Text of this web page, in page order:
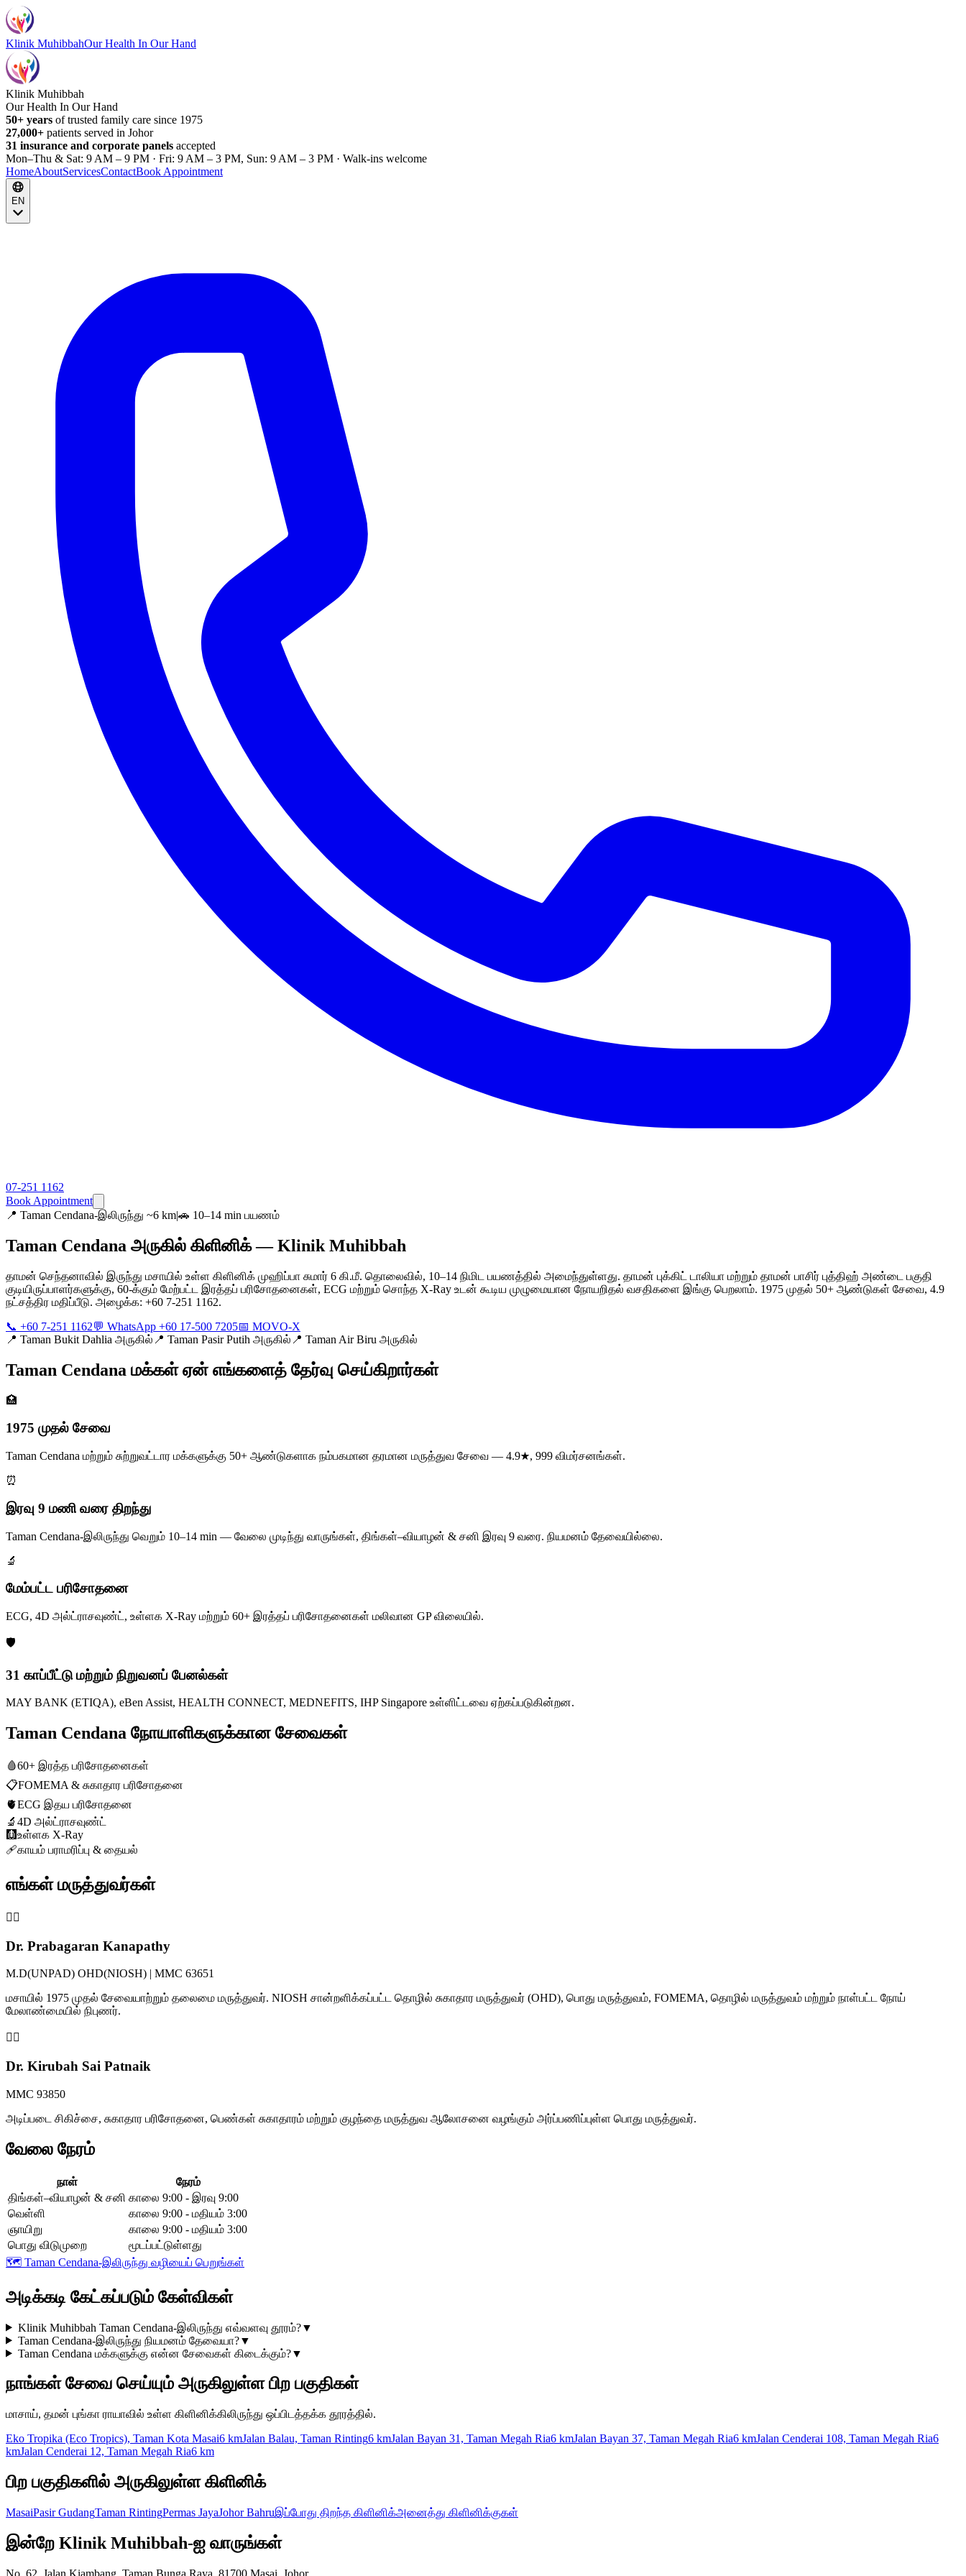
Klinik MuhibbahOur Health In Our Hand
Klinik Muhibbah
Our Health In Our Hand
50+ years of trusted family care since 1975
27,000+ patients served in Johor
31 insurance and corporate panels accepted
Mon–Thu & Sat: 9 AM – 9 PM · Fri: 9 AM – 3 PM, Sun: 9 AM – 3 PM · Walk-ins welcome
HomeAboutServicesContactBook Appointment
EN
07-251 1162
Book Appointment
📍 Taman Cendana-இலிருந்து ~6 km|🚗 10–14 min பயணம்
Taman Cendana அருகில் கிளினிக் — Klinik Muhibbah
தாமன் செந்தனாவில் இருந்து மசாயில் உள்ள கிளினிக் முஹிப்பா சுமார் 6 கி.மீ. தொலைவில், 10–14 நிமிட பயணத்தில் அமைந்துள்ளது. தாமன் புக்கிட் டாலியா மற்றும் தாமன் பாசிர் புத்திஹ் அண்டை பகுதி
குடியிருப்பாளர்களுக்கு, 60-க்கும் மேற்பட்ட இரத்தப் பரிசோதனைகள், ECG மற்றும் சொந்த X-Ray உடன் கூடிய முழுமையான நோயறிதல் வசதிகளை இங்கு பெறலாம். 1975 முதல் 50+ ஆண்டுகள் சேவை, 4.9
நட்சத்திர மதிப்பீடு. அழைக்க: +60 7-251 1162.
📞 +60 7-251 1162💬 WhatsApp +60 17-500 7205📅 MOVO-X
📍 Taman Bukit Dahlia அருகில் 📍 Taman Pasir Putih அருகில் 📍 Taman Air Biru அருகில்
Taman Cendana மக்கள் ஏன் எங்களைத் தேர்வு செய்கிறார்கள்
🏥
1975 முதல் சேவை
Taman Cendana மற்றும் சுற்றுவட்டார மக்களுக்கு 50+ ஆண்டுகளாக நம்பகமான தரமான மருத்துவ சேவை — 4.9★, 999 விமர்சனங்கள்.
⏰
இரவு 9 மணி வரை திறந்து
Taman Cendana-இலிருந்து வெறும் 10–14 min — வேலை முடிந்து வாருங்கள், திங்கள்–வியாழன் & சனி இரவு 9 வரை. நியமனம் தேவையில்லை.
🔬
மேம்பட்ட பரிசோதனை
ECG, 4D அல்ட்ராசவுண்ட், உள்ளக X-Ray மற்றும் 60+ இரத்தப் பரிசோதனைகள் மலிவான GP விலையில்.
🛡️
31 காப்பீட்டு மற்றும் நிறுவனப் பேனல்கள்
MAY BANK (ETIQA), eBen Assist, HEALTH CONNECT, MEDNEFITS, IHP Singapore உள்ளிட்டவை ஏற்கப்படுகின்றன.
Taman Cendana நோயாளிகளுக்கான சேவைகள்
🩸60+ இரத்த பரிசோதனைகள்
📋FOMEMA & சுகாதார பரிசோதனை
🫀ECG இதய பரிசோதனை
🔬 4D அல்ட்ராசவுண்ட்
🩻உள்ளக X-Ray
🩹காயம் பராமரிப்பு & தையல்
எங்கள் மருத்துவர்கள்
👨‍⚕️
Dr. Prabagaran Kanapathy
M.D(UNPAD) OHD(NIOSH) | MMC 63651
மசாயில் 1975 முதல் சேவையாற்றும் தலைமை மருத்துவர். NIOSH சான்றளிக்கப்பட்ட தொழில் சுகாதார மருத்துவர் (OHD), பொது மருத்துவம், FOMEMA, தொழில் மருத்துவம் மற்றும் நாள்பட்ட நோய்
மேலாண்மையில் நிபுணர்.
👩‍⚕️
Dr. Kirubah Sai Patnaik
MMC 93850
அடிப்படை சிகிச்சை, சுகாதார பரிசோதனை, பெண்கள் சுகாதாரம் மற்றும் குழந்தை மருத்துவ ஆலோசனை வழங்கும் அர்ப்பணிப்புள்ள பொது மருத்துவர்.
வேலை நேரம்
நாள்
நேரம்
திங்கள்–வியாழன் & சனி காலை 9:00 - இரவு 9:00
வெள்ளி
காலை 9:00 - மதியம் 3:00
ஞாயிறு
காலை 9:00 - மதியம் 3:00
பொது விடுமுறை
மூடப்பட்டுள்ளது
🗺️ Taman Cendana-இலிருந்து வழியைப் பெறுங்கள்
அடிக்கடி கேட்கப்படும் கேள்விகள்
Klinik Muhibbah Taman Cendana-இலிருந்து எவ்வளவு தூரம்?▼
Taman Cendana-இலிருந்து நியமனம் தேவையா?▼
Taman Cendana மக்களுக்கு என்ன சேவைகள் கிடைக்கும்?▼
நாங்கள் சேவை செய்யும் அருகிலுள்ள பிற பகுதிகள்
மாசாய், தமன் புங்கா ராயாவில் உள்ள கிளினிக்கிலிருந்து ஒப்பிடத்தக்க தூரத்தில்.
Eko Tropika (Eco Tropics), Taman Kota Masai6 kmJalan Balau, Taman Rinting6 kmJalan Bayan 31, Taman Megah Ria6 kmJalan Bayan 37, Taman Megah Ria6 kmJalan Cenderai 108, Taman Megah Ria6
kmJalan Cenderai 12, Taman Megah Ria6 km
பிற பகுதிகளில் அருகிலுள்ள கிளினிக்
MasaiPasir GudangTaman RintingPermas JayaJohor Bahruஇப்போது திறந்த கிளினிக்அனைத்து கிளினிக்குகள்
இன்றே Klinik Muhibbah-ஐ வாருங்கள்
No. 62, Jalan Kiambang, Taman Bunga Raya, 81700 Masai, Johor